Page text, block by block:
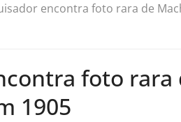
encontra foto rara de
foto rara
1905